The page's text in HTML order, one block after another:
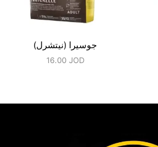
جوسيرا (نيتشرل)
16.00 JOD